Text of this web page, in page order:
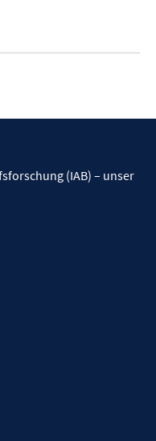
(IAB) – unser